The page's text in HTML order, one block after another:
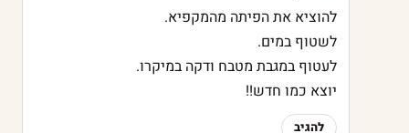
להוציא את הפיתה מהמקפיא.
לשטוף במים.
לעטוף במגבת מטבח ודקה במיקרו.
יוצא כמו חדש!!
להגיב